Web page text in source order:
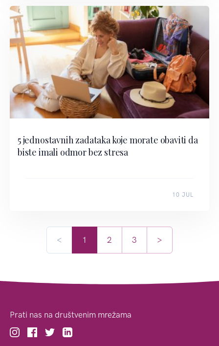
5 jednostavnih zadataka koje morate obaviti da
biste imali odmor bez stresa
10 JUL
< 1 2 3 >
Prati nas na društvenim mrežama